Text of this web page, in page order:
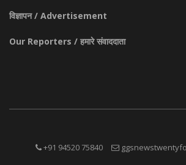
विज्ञापन / Advertisement
Our Reporters / हमारे संवाददाता
+91 94520 75840